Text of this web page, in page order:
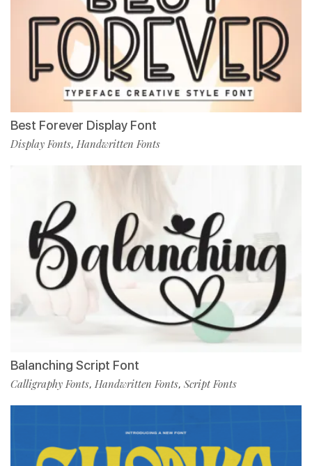
Best Forever Display Font
Display Fonts, Handwritten Fonts
Balanching Script Font
Calligraphy Fonts, Handwritten Fonts, Script Fonts